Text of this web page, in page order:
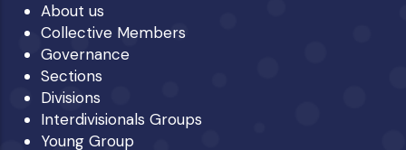
About us
Collective Members
Governance
Sections
Divisions
Interdivisionals Groups
Young Group